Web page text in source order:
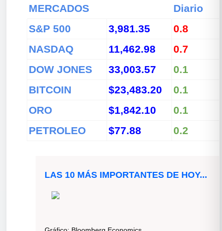
MERCADOS
Diario
S&P 500
3,981.35
0.8
NASDAQ
11,462.98
0.7
DOW JONES
33,003.57
0.1
BITCOIN
$23,483.20
0.1
ORO
$1,842.10
0.1
PETROLEO
$77.88 0.2
LAS 10 MÁS IMPORTANTES DE HOY...